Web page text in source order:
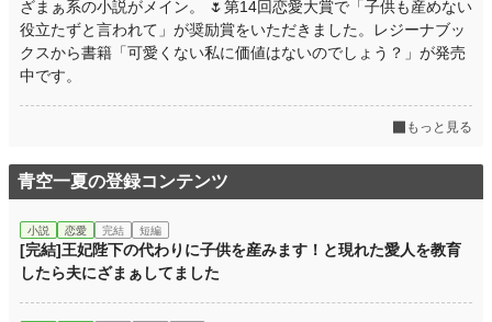
ざまぁ系の小説がメイン。 🌷第14回恋愛大賞で「子供も産めない
役立たずと言われて」が奨励賞をいただきました。レジーナブッ
クスから書籍「可愛くない私に価値はないのでしょう？」が発売
中です。
もっと見る
青空一夏の登録コンテンツ
小説 恋愛 完結 短編
[完結]王妃陛下の代わりに子供を産みます！と現れた愛人を教育
したら夫にざまぁしてました